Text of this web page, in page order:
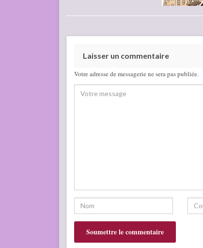
Laisser un commentaire
Votre adresse de messagerie ne sera pas publiée.